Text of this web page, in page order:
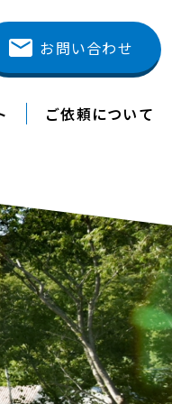
お問い合わせ
ご依頼について